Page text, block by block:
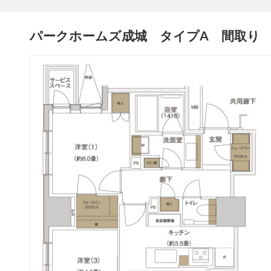
パークホームズ成城 タイプA 間取り